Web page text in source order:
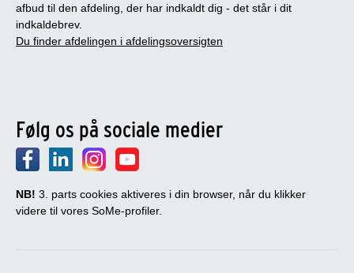
afbud til den afdeling, der har indkaldt dig - det står i dit
indkaldebrev.
Du finder afdelingen i afdelingsoversigten
Følg os på sociale medier
NB! 3. parts cookies aktiveres i din browser, når du klikker
videre til vores SoMe-profiler.